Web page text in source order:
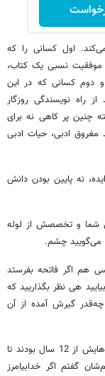
اول کسانی را که
موفقیت نسبی یک کتاب،
دوم کسانی که در این
راه نویسندگی روزگار
چنین پر کاهی نه برای
مغروق ادبی، حیات ادبی
نه پایین بودن دانش
شما و تخصصش از لوله‌‌
چشم.
هم اگر فاتحه بفرستد
هی نظر بگذاریید که
گیرش آمده از آن
جای شما خالی. رفته بودم جلسه‌ای که قصه‌نویس‌هایش از 12 سال بودند تا
گفتم اگر خدابیامرز